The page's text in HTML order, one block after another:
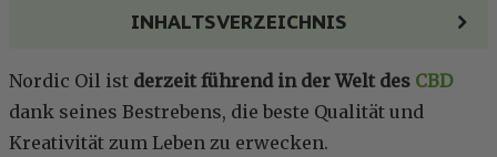
INHALTSVERZEICHNIS
Nordic Oil ist derzeit führend in der Welt des CBD
dank seines Bestrebens, die beste Qualität und
Kreativität zum Leben zu erwecken.